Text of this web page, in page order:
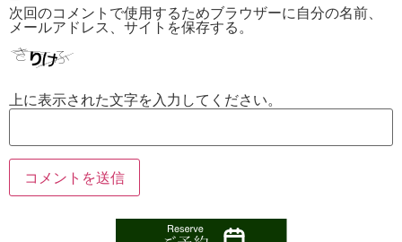
次回のコメントで使用するためブラウザーに自分の名前、
メールアドレス、サイトを保存する。
上に表示された文字を入力してください。